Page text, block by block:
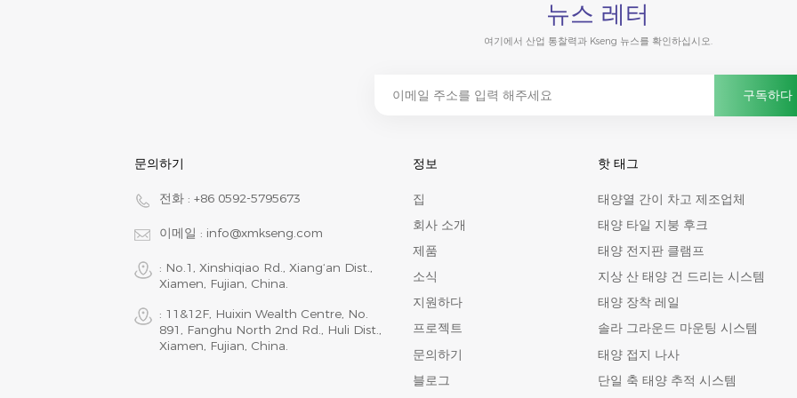
뉴스 레터
여기에서 산업 통찰력과 Kseng 뉴스를 확인하십시오.
문의하기
전화 : +86 0592-5795673
이메일 : info@xmkseng.com
: No.1, Xinshiqiao Rd., Xiang‘an Dist.,
Xiamen, Fujian, China.
: 11&12F, Huixin Wealth Centre, No.
891, Fanghu North 2nd Rd., Huli Dist.,
Xiamen, Fujian, China.
정보
집
회사 소개
제품
소식
지원하다
프로젝트
문의하기
블로그
핫 태그
태양열 간이 차고 제조업체
태양 타일 지붕 후크
태양 전지판 클램프
지상 산 태양 건 드리는 시스템
태양 장착 레일
솔라 그라운드 마운팅 시스템
태양 접지 나사
단일 축 태양 추적 시스템